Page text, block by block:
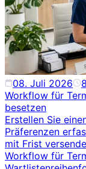
08. Juli 2026 8
Workflow für
besetzen
Erstellen Sie
Präferenzen
mit Frist
Workflow für